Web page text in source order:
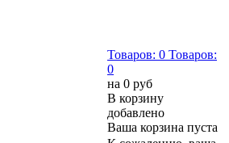
Товаров: 0 Товаров:
0
на 0 руб
В корзину
добавлено
Ваша корзина пуста